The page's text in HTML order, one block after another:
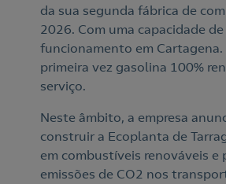
da sua segunda fábrica de
2026. Com uma capacidade
funcionamento em
primeira vez gasolina 100%
serviço.
Neste âmbito, a empresa
construir a Ecoplanta de
em combustíveis renováveis
emissões de CO2 nos